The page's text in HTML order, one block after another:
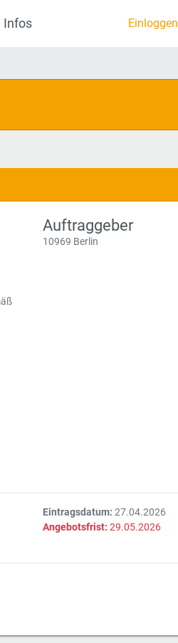
Infos Einloggen
Auftraggeber
10969 Berlin
Eintragsdatum: 27.04.2026
Angebotsfrist: 29.05.2026